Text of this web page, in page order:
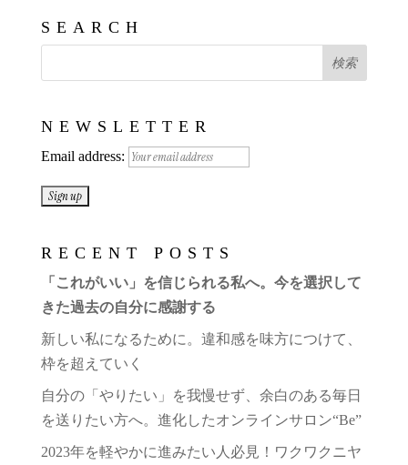
SEARCH
NEWSLETTER
Email address:
RECENT POSTS
「これがいい」を信じられる私へ。今を選択して
きた過去の自分に感謝する
新しい私になるために。違和感を味方につけて、
枠を超えていく
自分の「やりたい」を我慢せず、余白のある毎日
を送りたい方へ。進化したオンラインサロン“Be”
2023年を軽やかに進みたい人必見！ワクワクニヤ